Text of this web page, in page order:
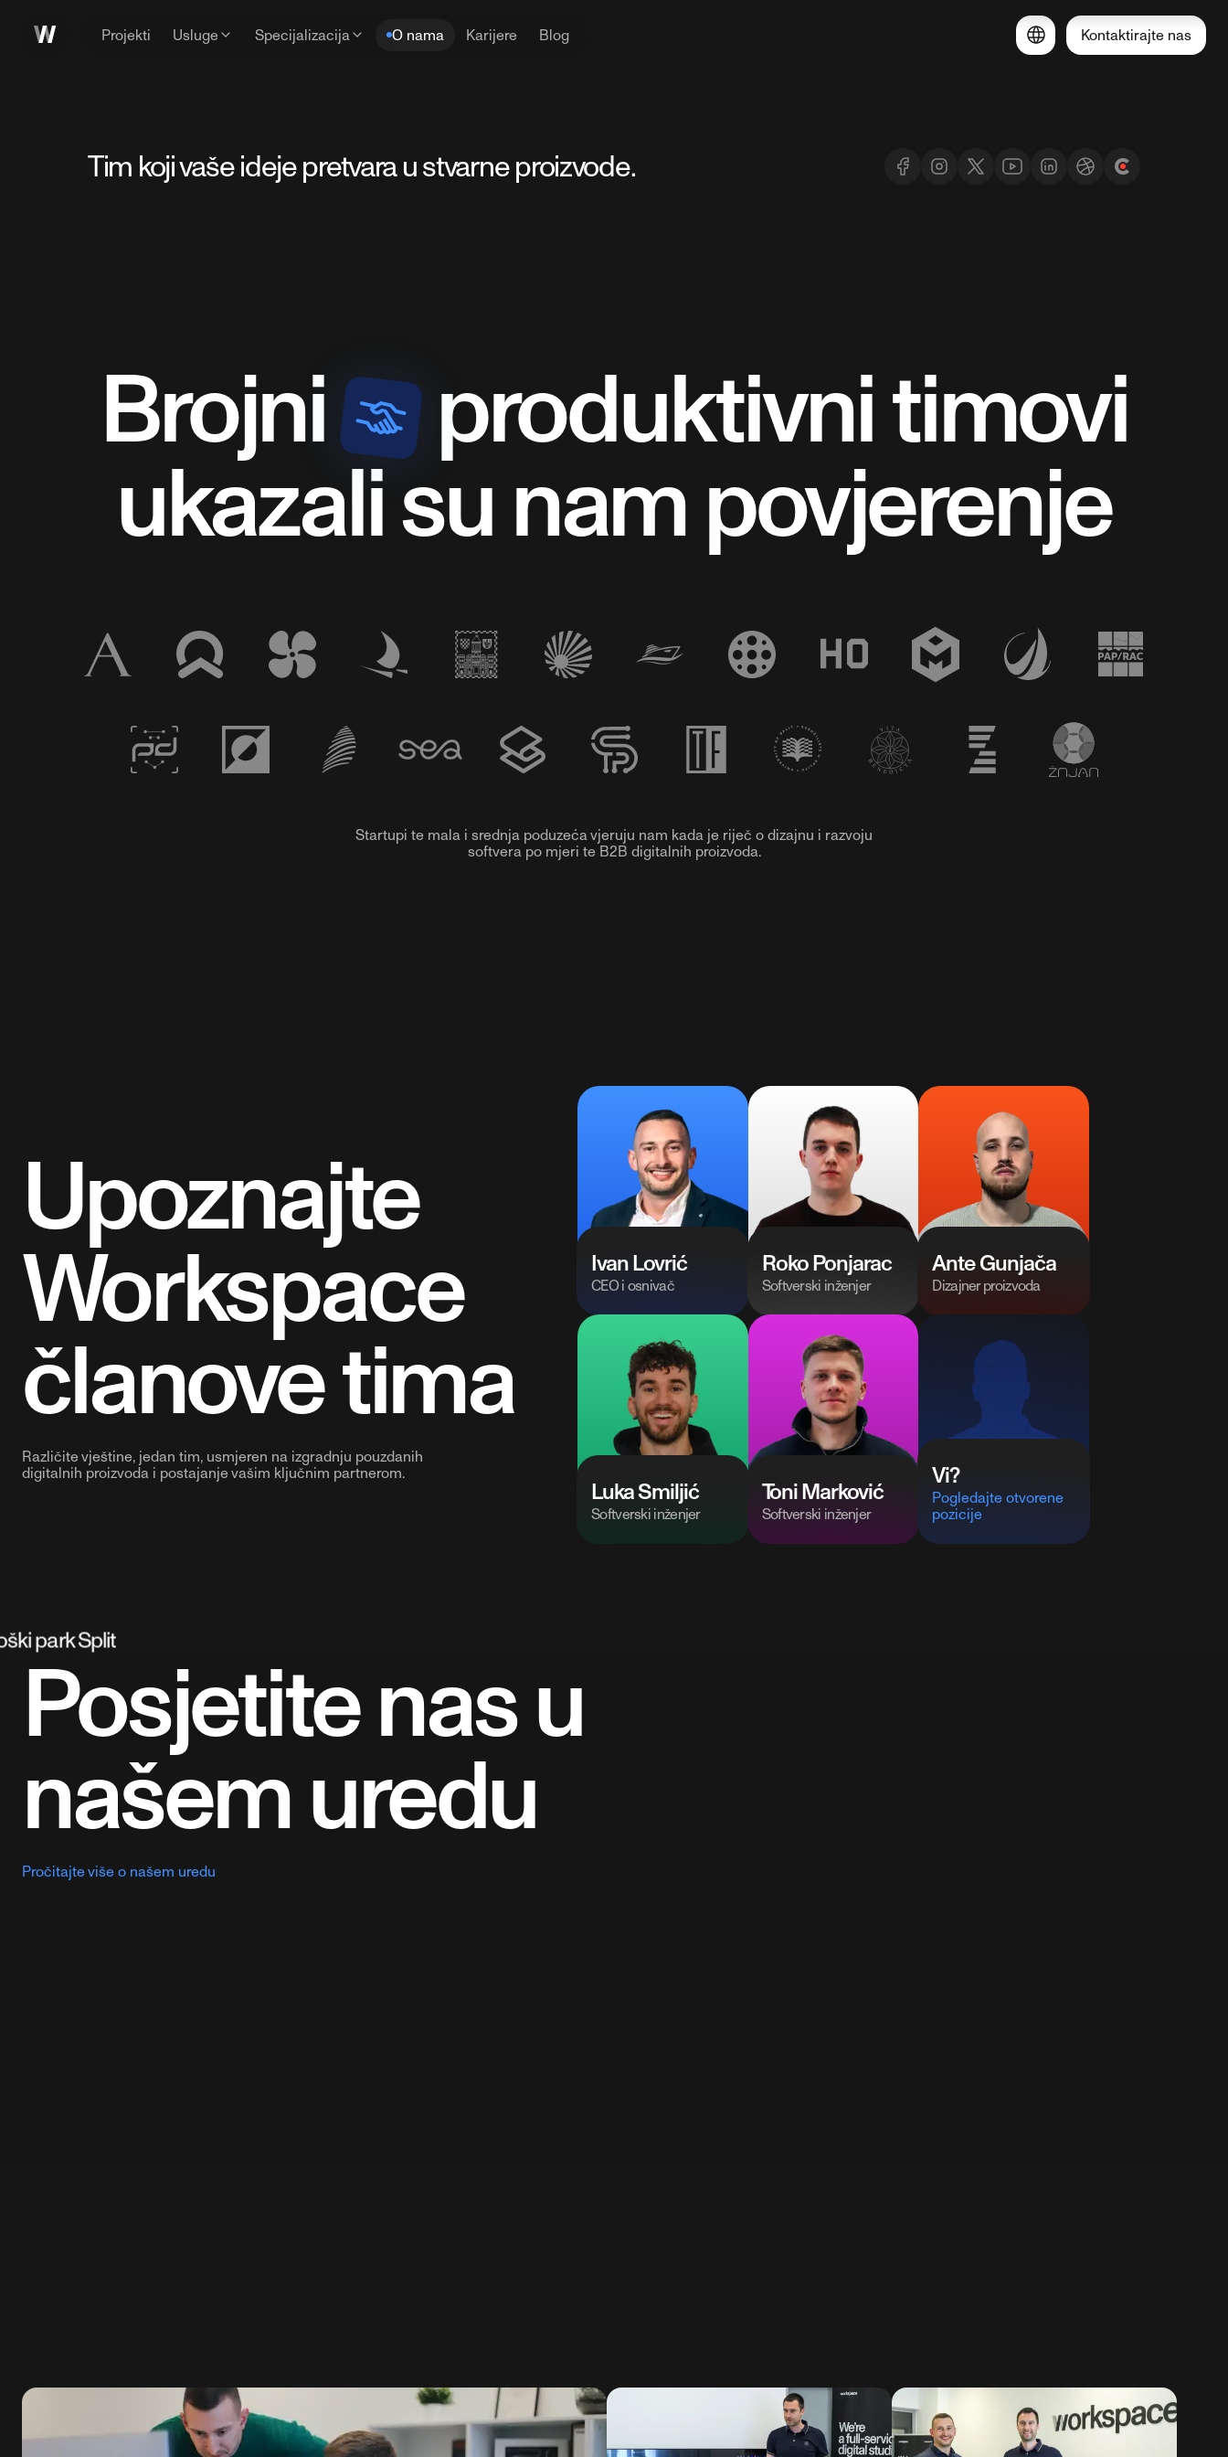
Projekti Usluge Specijalizacija O nama Karijere Blog Kontaktirajte nas
Tim koji vaše ideje pretvara u stvarne proizvode.
Brojni
produktivni timovi
ukazali su nam povjerenje
Startupi te mala i srednja poduzeća vjeruju nam kada je riječ o dizajnu i razvoju
softvera po mjeri te B2B digitalnih proizvoda.
Upoznajte
Workspace
članove tima
Različite vještine, jedan tim, usmjeren na izgradnju pouzdanih
digitalnih proizvoda i postajanje vašim ključnim partnerom.
Ivan Lovrić
CEO i osnivač
Roko Ponjarac
Softverski inženjer
Ante Gunjača
Dizajner proizvoda
Luka Smiljić
Softverski inženjer
Toni Marković
Softverski inženjer
Vi?
Pogledajte otvorene
pozicije
park Split
Posjetite nas u
našem uredu
Pročitajte više o našem uredu